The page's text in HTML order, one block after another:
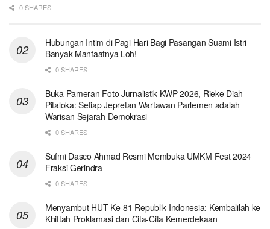
0 SHARES
Hubungan Intim di Pagi Hari Bagi Pasangan Suami Istri
Banyak Manfaatnya Loh!
0 SHARES
Buka Pameran Foto Jurnalistik KWP 2026, Rieke Diah
Pitaloka: Setiap Jepretan Wartawan Parlemen adalah
Warisan Sejarah Demokrasi
0 SHARES
Sufmi Dasco Ahmad Resmi Membuka UMKM Fest 2024
Fraksi Gerindra
0 SHARES
Menyambut HUT Ke-81 Republik Indonesia: Kembalilah ke
Khittah Proklamasi dan Cita-Cita Kemerdekaan